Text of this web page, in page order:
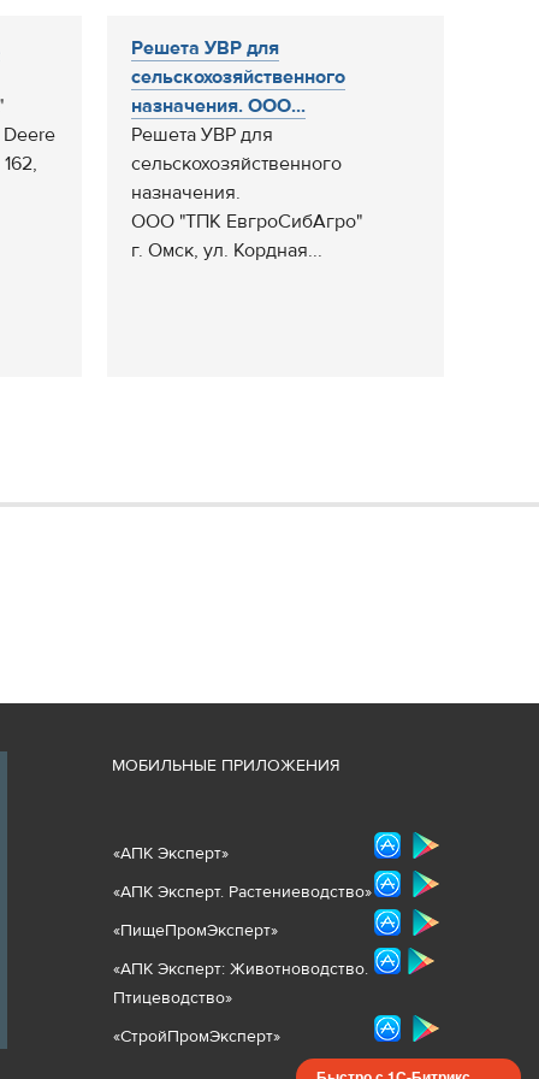
Решета УВР для
сельскохозяйственного
назначения. ООО...
Решета УВР для
сельскохозяйственного
назначения.
ООО "ТПК ЕвгроСибАгро"
г. Омск, ул. Кордная...
МОБИЛЬНЫЕ ПРИЛОЖЕНИЯ
«АПК Эксперт»
«АПК Эксперт. Растениеводство»
«ПищеПромЭксперт»
«АПК Эксперт: Животноводство.
Птицеводство»
«СтройПромЭксперт»